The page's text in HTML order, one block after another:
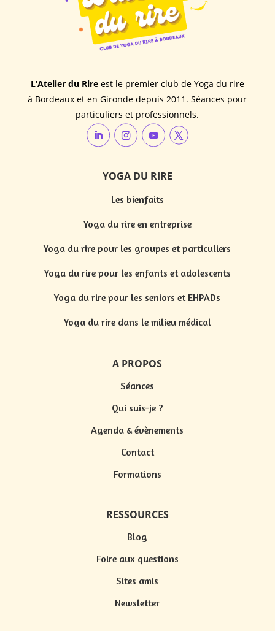
L’Atelier du Rireest le premier club de Yoga du rire
à Bordeaux et en Gironde depuis 2011. Séances pour
particuliers et professionnels.
YOGA DU RIRE
Les bienfaits
Yoga du rire en entreprise
Yoga du rire pour les groupes et particuliers
Yoga du rire pour les enfants et adolescents
Yoga du rire pour les seniors et EHPADs
Yoga du rire dans le milieu médical
A PROPOS
Séances
Qui suis-je ?
Agenda & évènements
Contact
Formations
RESSOURCES
Blog
Foire aux questions
Sites amis
Newsletter